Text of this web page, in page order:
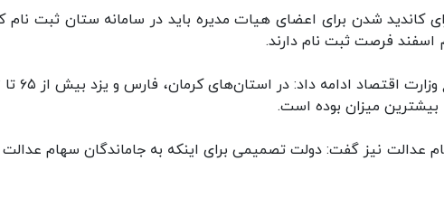
کاندید شدن برای اعضای هیات مدیره باید در سامانه ستان ثبت نام
اسفند فرصت ثبت نام دارند.
بیشترین میزان بوده است.
عدالت نیز گفت: دولت تصمیمی برای اینکه به جاماندگان سهام عدالت